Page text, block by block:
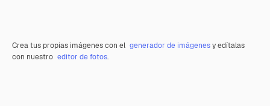
Crea tus propias imágenes con el generador de imágenesy edítalas
con nuestro editor de fotos.